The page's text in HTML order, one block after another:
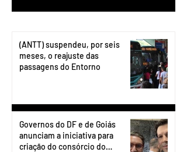
(ANTT) suspendeu, por seis
meses, o reajuste das
passagens do Entorno
Governos do DF e de Goiás
anunciam a iniciativa para
criação do consórcio do